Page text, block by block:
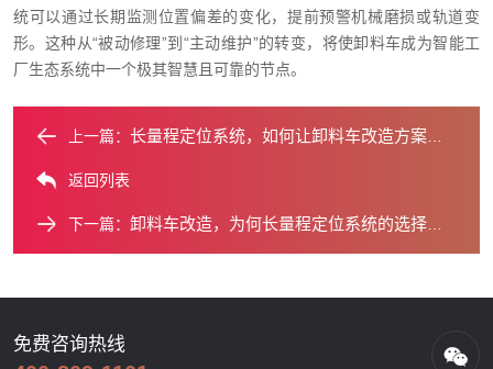
统可以通过长期监测位置偏差的变化，提前预警机械磨损或轨道变
形。这种从“被动修理”到“主动维护”的转变，将使卸料车成为智能工
厂生态系统中一个极其智慧且可靠的节点。
上一篇： 长量程定位系统，如何让卸料车改造方案更完美？
返回列表
下一篇： 卸料车改造，为何长量程定位系统的选择如此关键？
免费咨询热线